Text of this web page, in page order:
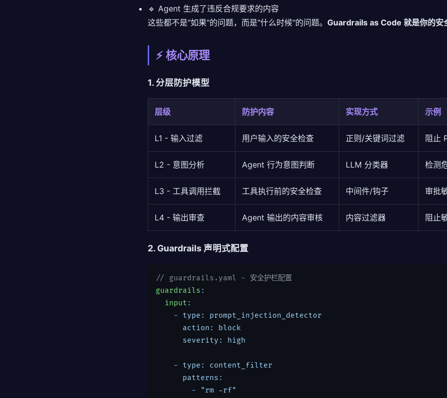
🔹 Agent 生成了违反合规要求的内容
这些都不是"如果"的问题，而是"什么时候"的问题。 Guardrails as Code 就是你的安
⚡ 核心原理
1. 分层防护模型
层级 防护内容 实现方式 示例
L1 - 输入过滤 用户输入的安全检查 正则/关键词过滤 阻止
L2 - 意图分析 Agent 行为意图判断 LLM 分类器 检测
L3 - 工具调用拦截 工具执行前的安全检查 中间件/钩子 审批
L4 - 输出审查 Agent 输出的内容审核 内容过滤器 阻止
2. Guardrails 声明式配置
// guardrails.yaml - 安全护栏配置
guardrails :
input :
    -
type: prompt_injection_detector
action: block
severity: high
    -
type: content_filter
patterns :
        -
"rm -rf"